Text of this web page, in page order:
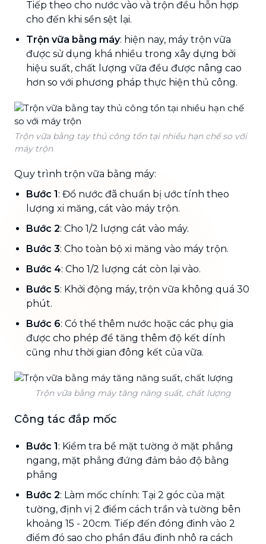
Tiếp theo cho nước vào và trộn đều hỗn hợp
cho đến khi sền sệt lại.
Trộn vữa bằng máy: hiện nay, máy trộn vữa
được sử dụng khá nhiều trong xây dựng bởi
hiệu suất, chất lượng vữa đều được nâng cao
hơn so với phương pháp thực hiện thủ công.
Trộn vữa bằng tay thủ công tồn tại nhiều hạn chế so với
máy trộn
Quy trình trộn vữa bằng máy:
Bước 1: Đổ nước đã chuẩn bị ước tính theo
lượng xi măng, cát vào máy trộn.
Bước 2: Cho 1/2 lượng cát vào máy.
Bước 3: Cho toàn bộ xi măng vào máy trộn.
Bước 4: Cho 1/2 lượng cát còn lại vào.
Bước 5: Khởi động máy, trộn vữa không quá 30
phút.
Bước 6: Có thể thêm nước hoặc các phụ gia
được cho phép để tăng thêm độ kết dính
cũng như thời gian đông kết của vữa.
Trộn vữa bằng máy tăng năng suất, chất lượng
Công tác đắp mốc
Bước 1: Kiểm tra bề mặt tường ở mặt phẳng
ngang, mặt phẳng đứng đảm bảo độ bằng
phẳng
Bước 2: Làm mốc chính: Tại 2 góc của mặt
tường, định vị 2 điểm cách trần và tường bên
khoảng 15 - 20cm. Tiếp đến đóng đinh vào 2
điểm đó sao cho phần đầu đinh nhô ra cách